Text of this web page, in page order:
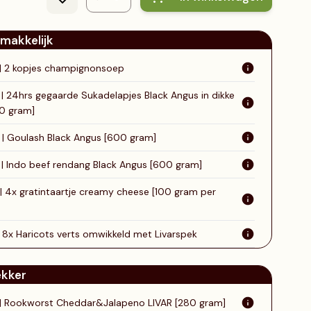
Inloggen
BBQ sauzen
2 kopjes champignonsoep
| 24hrs gegaarde Sukadelapjes Black Angus in dikke
gram]
| Goulash Black Angus [600 gram]
| Indo beef rendang Black Angus [600 gram]
4x gratintaartje creamy cheese [100 gram per
8x Haricots verts omwikkeld met Livarspek
Rookworst Cheddar&Jalapeno LIVAR [280 gram]